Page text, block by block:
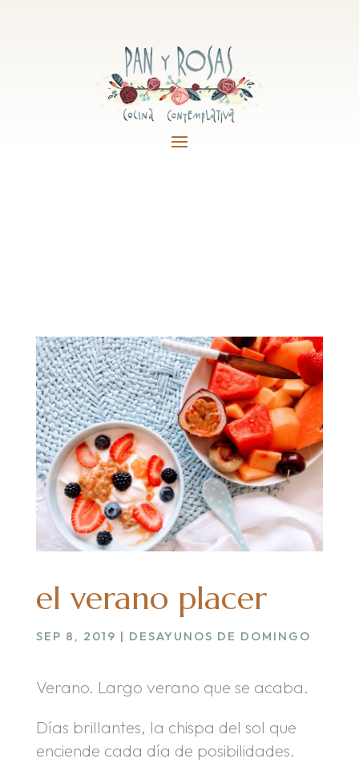
el verano placer
SEP 8, 2019 | DESAYUNOS DE DOMINGO
Verano. Largo verano que se acaba.
Días brillantes, la chispa del sol que
enciende cada día de posibilidades.